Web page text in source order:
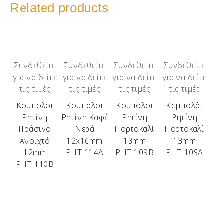
Related products
Συνδεθείτε
για να δείτε
τις τιμές
Κομπολόι
Ρητίνη
Πράσινο
Ανοιχτό
12mm
ΡΗΤ-110Β
Συνδεθείτε
για να δείτε
τις τιμές
Κομπολόι
Ρητίνη Καφέ
Νερά
12x16mm
ΡΗΤ-114Α
Συνδεθείτε
για να δείτε
τις τιμές
Κομπολόι
Ρητίνη
Πορτοκαλί
13mm
ΡΗΤ-109Β
Συνδεθείτε
για να δείτε
τις τιμές
Κομπολόι
Ρητίνη
Πορτοκαλί
13mm
ΡΗΤ-109Α